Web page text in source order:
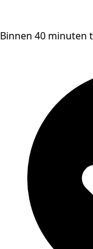
Binnen 40 minuten